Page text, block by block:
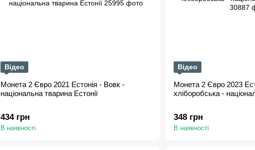
Відео
Монета 2 Євро 2021 Естонія - Вовк -
національна тварина Естонії
434 грн
В наявності
Відео
Монета 2 Євро 2023
хліборобська -
348 грн
В наявності